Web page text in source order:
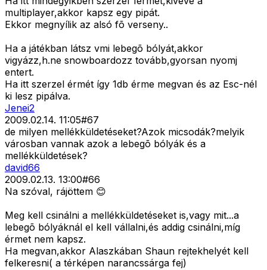
multiplayer,akkor kapsz egy pipát.
Ekkor megnyílik az alsó fõ verseny..
Ha a játékban látsz vmi lebegõ bólyát,akkor
vigyázz,h.ne snowboardozz tovább,gyorsan nyomj
entert.
Ha itt szerzel érmét így 1db érme megvan és az Esc-nél
ki lesz pipálva.
Jenei2
2009.02.14. 11:05#67
de milyen mellékküldetéseket?Azok micsodák?melyik
városban vannak azok a lebegõ bólyák és a
mellékküldetések?
david66
2009.02.13. 13:00#66
Na szóval, rájöttem 😊
Meg kell csinálni a mellékküldetéseket is,vagy mit...a
lebegõ bólyáknál el kell vállalni,és addig csinálni,míg
érmet nem kapsz.
Ha megvan,akkor Alaszkában Shaun rejtekhelyét kell
felkeresni( a térképen narancssárga fej)